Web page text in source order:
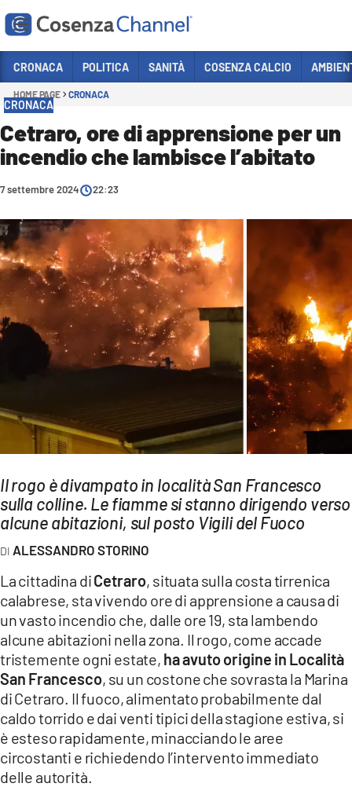
Sezioni
POLITICA
ITALIA MONDO
SANITÀ
SPORT
CULTURA
AMBIENTE
LAC TV
LAC NETWORK
LAC ONAIR
LaC
LACTV.IT
LACONAIR.IT
LACITYMAG.IT
ILREGGINO.IT
COSENZACHANNEL.IT
ILVIBONESE.IT
CATANZAROCHANNEL.IT
CRONACA POLITICA SANITÀ COSENZA CALCIO
HOME PAGE CRONACA
CRONACA
Cetraro, ore di apprensione per un
incendio che lambisce l’abitato
7 settembre 2024 22:23
Il rogo è divampato in località San Francesco
sulla colline. Le fiamme si stanno dirigendo verso
alcune abitazioni, sul posto Vigili del Fuoco
ALESSANDRO STORINO
La cittadina diCetraro, situata sulla costa tirrenica
calabrese, sta vivendo ore di apprensione a causa di
un vasto incendio che, dalle ore 19, sta lambendo
alcune abitazioni nella zona. Il rogo, come accade
tristemente ogni estate, ha avuto origine in Località
San Francesco, su un costone che sovrasta la Marina
di Cetraro. Il fuoco, alimentato probabilmente dal
caldo torrido e dai venti tipici della stagione estiva, si
è esteso rapidamente, minacciando le aree
circostanti e richiedendo l’intervento immediato
delle autorità.